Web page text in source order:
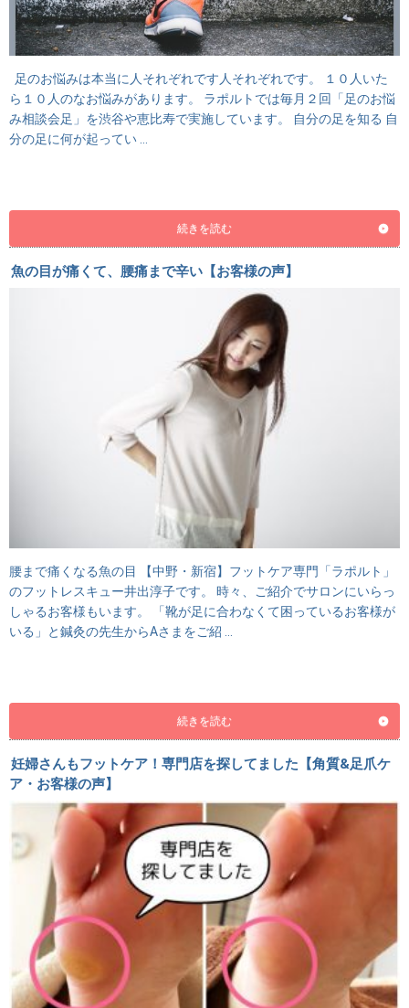
足のお悩みは本当に人それぞれです人それぞれです。 １０人いた
ら１０人のなお悩みがあります。 ラポルトでは毎月２回「足のお悩
み相談会足」を渋谷や恵比寿で実施しています。 自分の足を知る 自
分の足に何が起ってい …
続きを読む
魚の目が痛くて、腰痛まで辛い【お客様の声】
腰まで痛くなる魚の目 【中野・新宿】フットケア専門「ラポルト」
のフットレスキュー井出淳子です。 時々、ご紹介でサロンにいらっ
しゃるお客様もいます。 「靴が足に合わなくて困っているお客様が
いる」と鍼灸の先生からAさまをご紹 …
続きを読む
妊婦さんもフットケア！専門店を探してました【角質&足爪ケ
ア・お客様の声】